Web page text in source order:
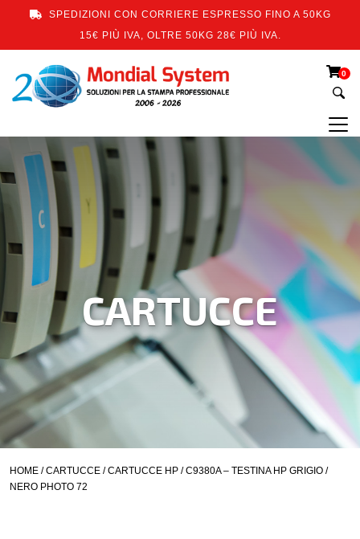
SPEDIZIONI CON CORRIERE ESPRESSO FINO A 50KG
15€ PIÙ IVA, OLTRE 50KG 28€ PIÙ IVA.
0
CARTUCCE
HOME /CARTUCCE /CARTUCCE HP / C9380A – TESTINA HP GRIGIO /
NERO PHOTO 72